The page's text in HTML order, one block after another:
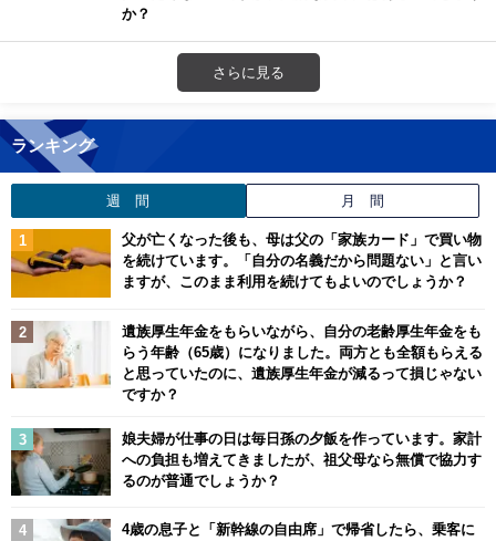
か？
さらに見る
ランキング
週 間 月 間
父が亡くなった後も、母は父の「家族カード」で買い物
を続けています。「自分の名義だから問題ない」と言い
ますが、このまま利用を続けてもよいのでしょうか？
遺族厚生年金をもらいながら、自分の老齢厚生年金をも
らう年齢（65歳）になりました。両方とも全額もらえる
と思っていたのに、遺族厚生年金が減るって損じゃない
ですか？
娘夫婦が仕事の日は毎日孫の夕飯を作っています。家計
への負担も増えてきましたが、祖父母なら無償で協力す
るのが普通でしょうか？
4歳の息子と「新幹線の自由席」で帰省したら、乗客に